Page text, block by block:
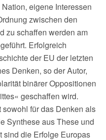
eigene Interessen
zwischen den
zu schaffen werden am
Erfolgreich
der EU der letzten
Denken, so der Autor,
binärer Oppositionen
geschaffen wird.
für das Denken als
Synthese aus These und
sind die Erfolge Europas